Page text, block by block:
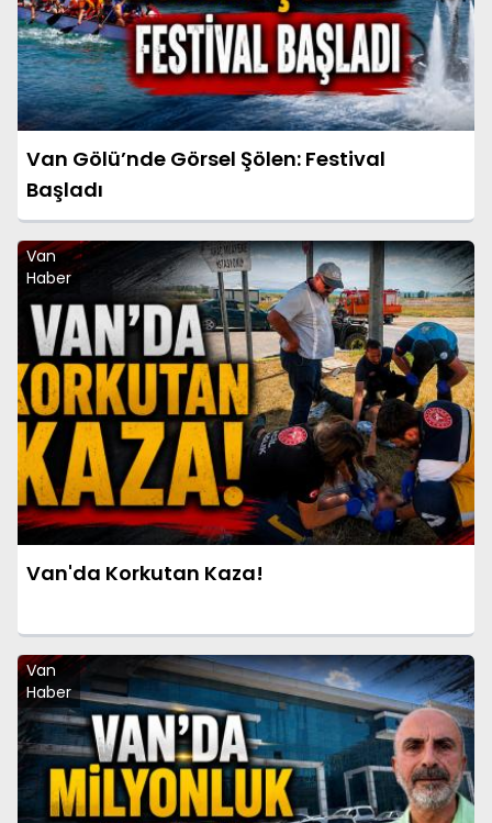
Van Gölü’nde Görsel Şölen: Festival
Başladı
Van
Haber
Van'da Korkutan Kaza!
Van
Haber